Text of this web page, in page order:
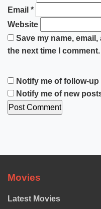
Email *
Website
Save my name,
the next time I comment.
Notify me of follow-
Notify me of new
Movies
Latest Movies